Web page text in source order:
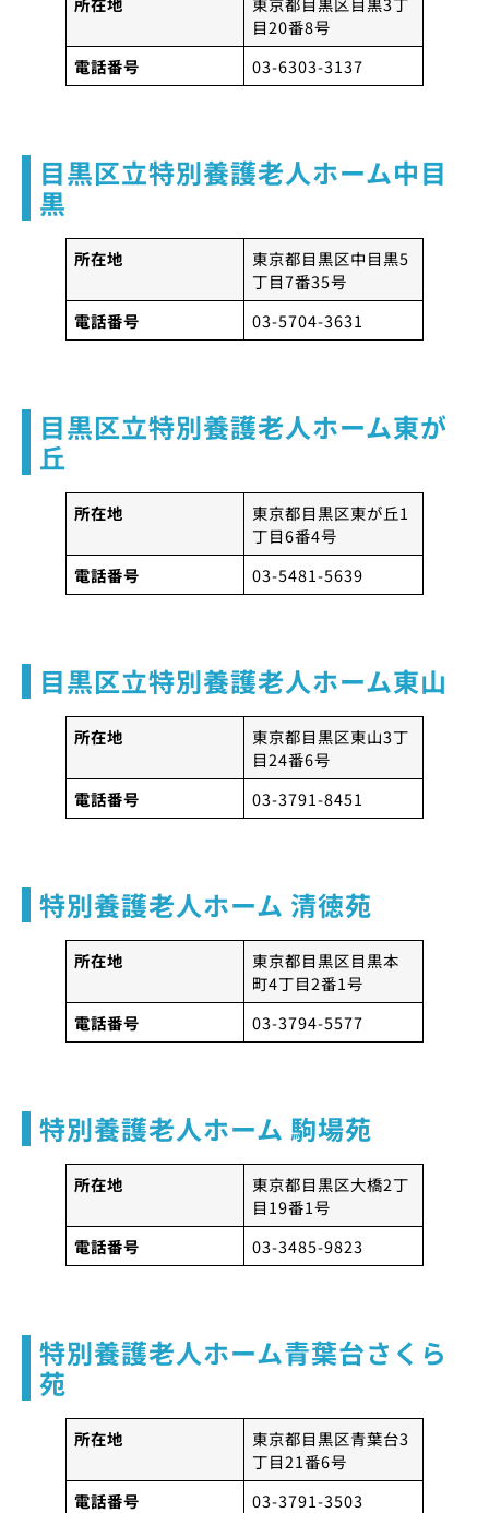
目20番8号
電話番号
03-6303-3137
目黒区立特別養護老人ホーム中目
黒
所在地
東京都目黒区中目黒5
丁目7番35号
電話番号
03-5704-3631
目黒区立特別養護老人ホーム東が
丘
所在地
東京都目黒区東が丘1
丁目6番4号
電話番号
03-5481-5639
目黒区立特別養護老人ホーム東山
所在地
東京都目黒区東山3丁
目24番6号
電話番号
03-3791-8451
特別養護老人ホーム 清徳苑
所在地
東京都目黒区目黒本
町4丁目2番1号
電話番号
03-3794-5577
特別養護老人ホーム 駒場苑
所在地
東京都目黒区大橋2丁
目19番1号
電話番号
03-3485-9823
特別養護老人ホーム青葉台さくら
苑
所在地
東京都目黒区青葉台3
丁目21番6号
電話番号
03-3791-3503